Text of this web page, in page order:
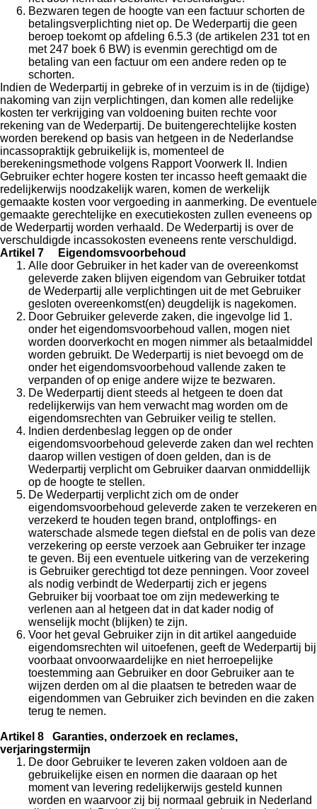
Bezwaren tegen de hoogte van een factuur schorten de
betalingsverplichting niet op. De Wederpartij die geen
beroep toekomt op afdeling 6.5.3 (de artikelen 231 tot en
met 247 boek 6 BW) is evenmin gerechtigd om de
betaling van een factuur om een andere reden op te
schorten.
Indien de Wederpartij in gebreke of in verzuim is in de (tijdige)
nakoming van zijn verplichtingen, dan komen alle redelijke
kosten ter verkrijging van voldoening buiten rechte voor
rekening van de Wederpartij. De buitengerechtelijke kosten
worden berekend op basis van hetgeen in de Nederlandse
incassopraktijk gebruikelijk is, momenteel de
berekeningsmethode volgens Rapport Voorwerk II. Indien
Gebruiker echter hogere kosten ter incasso heeft gemaakt die
redelijkerwijs noodzakelijk waren, komen de werkelijk
gemaakte kosten voor vergoeding in aanmerking. De eventuele
gemaakte gerechtelijke en executiekosten zullen eveneens op
de Wederpartij worden verhaald. De Wederpartij is over de
verschuldigde incassokosten eveneens rente verschuldigd.
Artikel 7 Eigendomsvoorbehoud
Alle door Gebruiker in het kader van de overeenkomst
geleverde zaken blijven eigendom van Gebruiker totdat
de Wederpartij alle verplichtingen uit de met Gebruiker
gesloten overeenkomst(en) deugdelijk is nagekomen.
Door Gebruiker geleverde zaken, die ingevolge lid 1.
onder het eigendomsvoorbehoud vallen, mogen niet
worden doorverkocht en mogen nimmer als betaalmiddel
worden gebruikt. De Wederpartij is niet bevoegd om de
onder het eigendomsvoorbehoud vallende zaken te
verpanden of op enige andere wijze te bezwaren.
De Wederpartij dient steeds al hetgeen te doen dat
redelijkerwijs van hem verwacht mag worden om de
eigendomsrechten van Gebruiker veilig te stellen.
Indien derdenbeslag leggen op de onder
eigendomsvoorbehoud geleverde zaken dan wel rechten
daarop willen vestigen of doen gelden, dan is de
Wederpartij verplicht om Gebruiker daarvan onmiddellijk
op de hoogte te stellen.
De Wederpartij verplicht zich om de onder
eigendomsvoorbehoud geleverde zaken te verzekeren en
verzekerd te houden tegen brand, ontploffings- en
waterschade alsmede tegen diefstal en de polis van deze
verzekering op eerste verzoek aan Gebruiker ter inzage
te geven. Bij een eventuele uitkering van de verzekering
is Gebruiker gerechtigd tot deze penningen. Voor zoveel
als nodig verbindt de Wederpartij zich er jegens
Gebruiker bij voorbaat toe om zijn medewerking te
verlenen aan al hetgeen dat in dat kader nodig of
wenselijk mocht (blijken) te zijn.
Voor het geval Gebruiker zijn in dit artikel aangeduide
eigendomsrechten wil uitoefenen, geeft de Wederpartij bij
voorbaat onvoorwaardelijke en niet herroepelijke
toestemming aan Gebruiker en door Gebruiker aan te
wijzen derden om al die plaatsen te betreden waar de
eigendommen van Gebruiker zich bevinden en die zaken
terug te nemen.
Artikel 8 Garanties, onderzoek en reclames,
verjaringstermijn
De door Gebruiker te leveren zaken voldoen aan de
gebruikelijke eisen en normen die daaraan op het
moment van levering redelijkerwijs gesteld kunnen
worden en waarvoor zij bij normaal gebruik in Nederland